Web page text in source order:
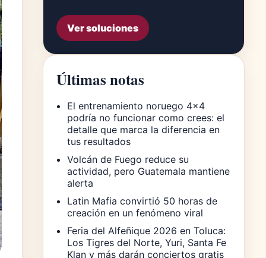
Ver soluciones
Últimas notas
El entrenamiento noruego 4×4
podría no funcionar como crees: el
detalle que marca la diferencia en
tus resultados
Volcán de Fuego reduce su
actividad, pero Guatemala mantiene
alerta
Latin Mafia convirtió 50 horas de
creación en un fenómeno viral
Feria del Alfeñique 2026 en Toluca:
Los Tigres del Norte, Yuri, Santa Fe
Klan y más darán conciertos gratis